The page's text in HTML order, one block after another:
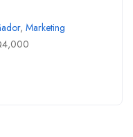
, Marketing
4,000